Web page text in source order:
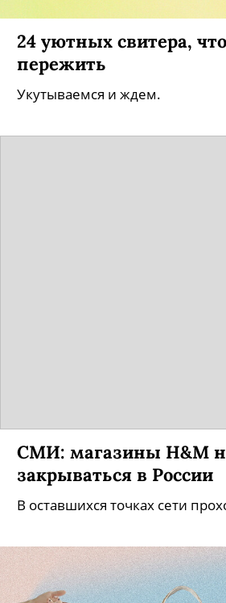
24 уютных свитера,
пережить
Укутываемся и ждем.
СМИ: магазины H&M
закрываться в России
В оставшихся точках сети